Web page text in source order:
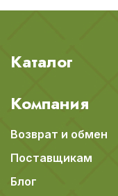
Каталог
Компания
Возврат и обмен
Поставщикам
Блог